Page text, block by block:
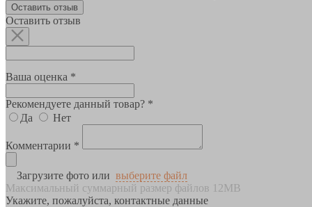
Оставить отзыв
Оставить отзыв
Ваша оценка *
Рекомендуете данный товар? *
Да
Нет
Комментарии *
Загрузите фото или выберите файл
Максимальный суммарный размер файлов 12MB
Укажите, пожалуйста, контактные данные